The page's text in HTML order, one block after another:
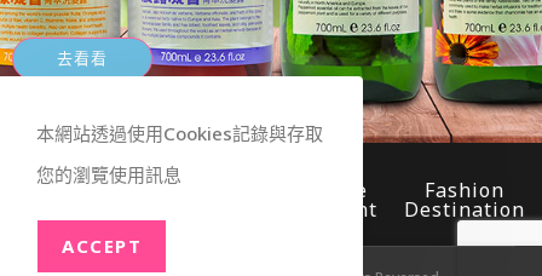
去看看
Worldwide Secure
Payment
Fashion
Destination
本網站透過使用Cookies記錄與存取
您的瀏覽使用訊息
ACCEPT